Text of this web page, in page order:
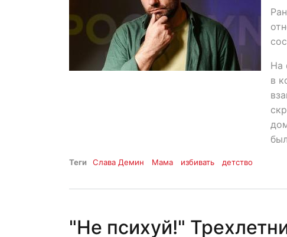
На
в
Теги Слава Демин Мама избивать детство
"Не психуй!"